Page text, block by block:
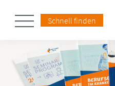
Schnell finden